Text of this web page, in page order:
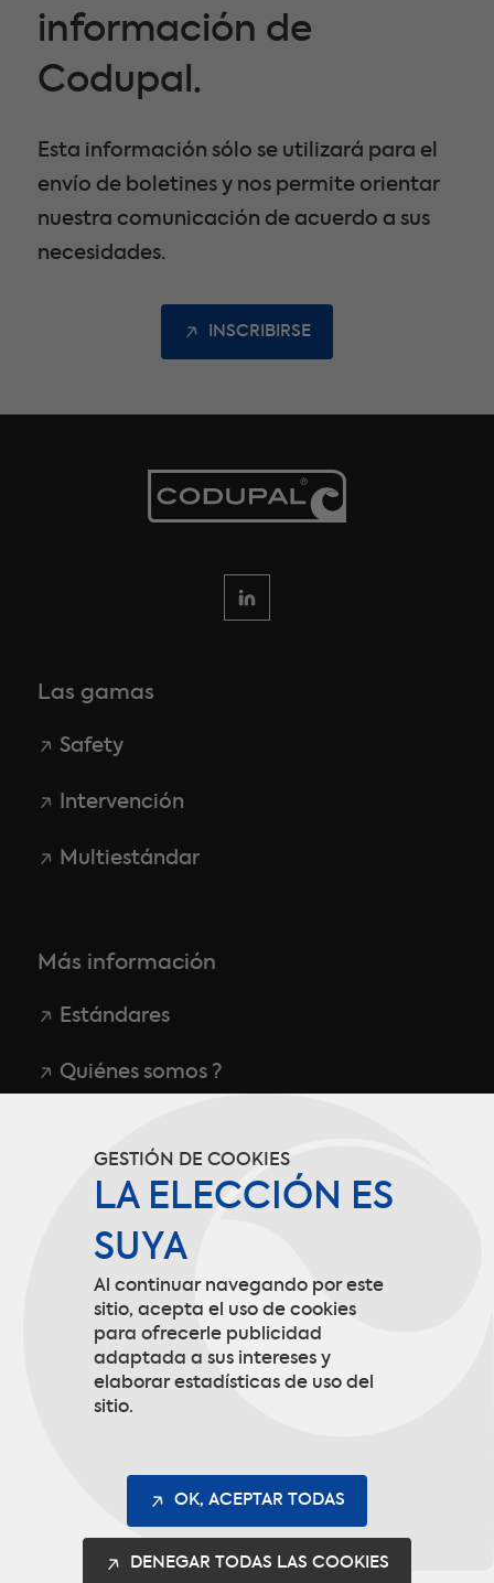
información de
Codupal.
Esta información sólo se utilizará para el
envío de boletines y nos permite orientar
nuestra comunicación de acuerdo a sus
necesidades.
INSCRIBIRSE
Las gamas
Safety
Intervención
Multiestándar
Más información
Estándares
Quiénes somos ?
Política de confidencialidad
Aviso Legal
Gestión de cookies
Contactar
info@codupal.fr
GESTIÓN DE COOKIES
LA ELECCIÓN ES
SUYA
Al continuar navegando por este
sitio, acepta el uso de cookies
para ofrecerle publicidad
adaptada a sus intereses y
elaborar estadísticas de uso del
sitio.
OK, ACEPTAR TODAS
DENEGAR TODAS LAS COOKIES